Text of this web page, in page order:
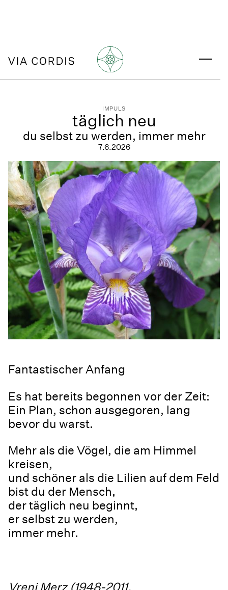
IMPULS
täglich neu
du selbst zu werden, immer mehr
7.6.2026
Fantastischer Anfang
Es hat bereits begonnen vor der Zeit:
Ein Plan, schon ausgegoren, lang
bevor du warst.
Mehr als die Vögel, die am Himmel
kreisen,
und schöner als die Lilien auf dem Feld
bist du der Mensch,
der täglich neu beginnt,
er selbst zu werden,
immer mehr.
Vreni Merz (1948-2011,